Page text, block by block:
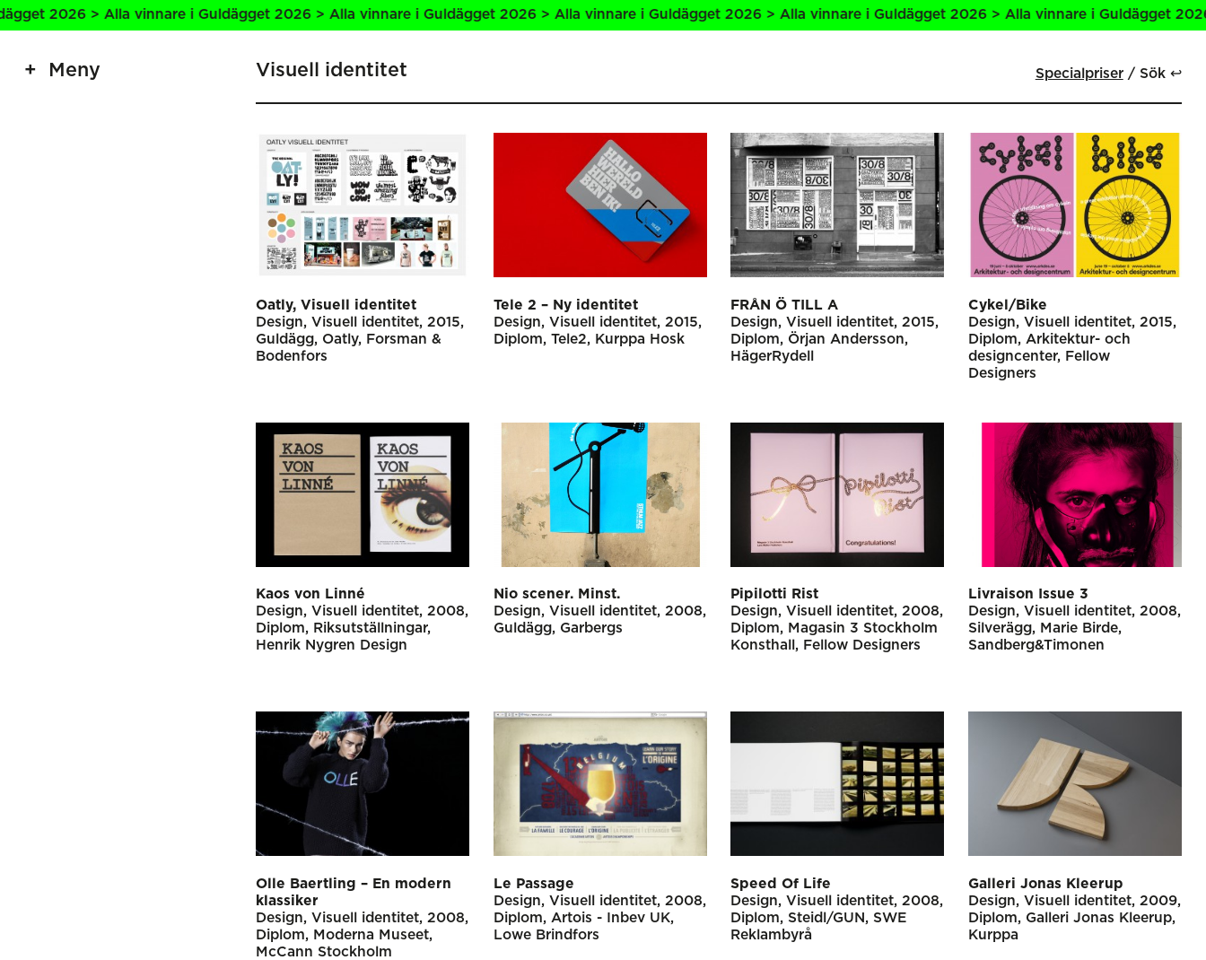
Alla vinnare i Guldägget 2026 > Alla vinnare i Guldägget 2026 > Alla vinnare i Guldägget 2026 > Alla vinnare i Guldägget 2026 > Alla vinnare i Guldägget 2026 > Alla
Meny Visuell identitet Specialpriser Sök ↩
Oatly, Visuell identitet
Design
Visuell identitet
2015
Guldägg
Oatly
Forsman &
Bodenfors
Tele 2 – Ny identitet
Design
Visuell identitet
2015
Diplom
Tele2 Kurppa Hosk
FRÅN Ö TILL A
Design
Visuell identitet
2015
Diplom
Örjan Andersson
HägerRydell
Cykel/Bike
Design
Visuell identitet
2015
Diplom
Arkitektur- och
designcenter
Fellow
Designers
Kaos von Linné
Design
Visuell identitet
2008
Diplom
Riksutställningar
Henrik Nygren Design
Nio scener. Minst.
Design
Visuell identitet
2008
Guldägg
Garbergs
Pipilotti Rist
Design
Visuell identitet
2008
Diplom
Magasin 3 Stockholm
Konsthall
Fellow Designers
Livraison Issue 3
Design
Visuell identitet
2008
Silverägg
Marie Birde
Sandberg&Timonen
Olle Baertling – En modern
klassiker
Design
Visuell identitet
2008
Diplom
Moderna Museet
McCann Stockholm
Le Passage
Design
Visuell identitet
2008
Diplom
Artois - Inbev UK
Lowe Brindfors
Speed Of Life
Design
Visuell identitet
2008
Diplom
Steidl/GUN
SWE
Reklambyrå
Galleri Jonas Kleerup
Design
Visuell identitet
2009
Diplom
Galleri Jonas Kleerup
Kurppa